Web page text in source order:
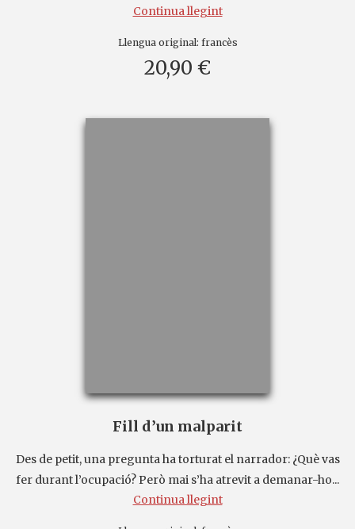
Continua llegint
Llengua original: francès
20,90 €
Fill d’un malparit
Des de petit, una pregunta ha torturat el narrador: ¿Què vas
fer durant l’ocupació? Però mai s’ha atrevit a demanar-ho...
Continua llegint